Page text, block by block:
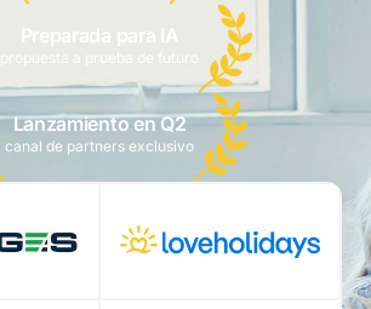
Preparada para IA
propuesta a prueba de futuro
Lanzamiento en Q2
canal de partners exclusivo